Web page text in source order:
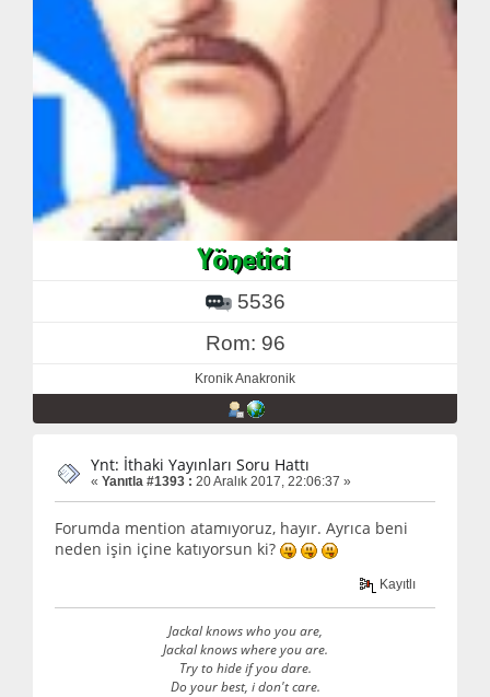
5536
Rom: 96
Kronik Anakronik
Ynt: İthaki Yayınları Soru Hattı
« Yanıtla #1393 : 20 Aralık 2017, 22:06:37 »
Forumda mention atamıyoruz, hayır. Ayrıca beni
neden işin içine katıyorsun ki?
Kayıtlı
Jackal knows who you are,
Jackal knows where you are.
Try to hide if you dare.
Do your best, i don't care.